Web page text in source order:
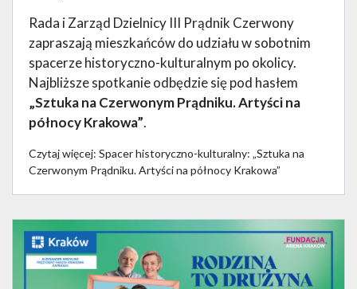
Rada i Zarząd Dzielnicy III Prądnik Czerwony
zapraszają mieszkańców do udziału w sobotnim
spacerze historyczno-kulturalnym po okolicy.
Najbliższe spotkanie odbędzie się pod hasłem
„Sztuka na Czerwonym Prądniku. Artyści na
północy Krakowa”.
Czytaj więcej: Spacer historyczno-kulturalny: „Sztuka na
Czerwonym Prądniku. Artyści na północy Krakowa”